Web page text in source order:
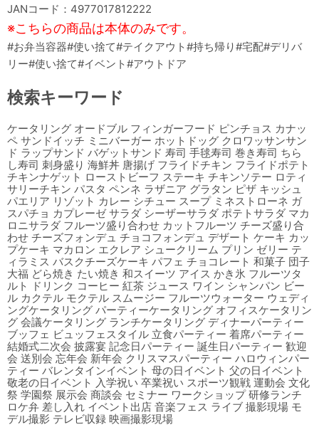
JANコード：4977017812222
※こちらの商品は本体のみです。
#お弁当容器#使い捨て#テイクアウト#持ち帰り#宅配#デリバ
リー#使い捨て#イベント#アウトドア
検索キーワード
ケータリング オードブル フィンガーフード ピンチョス カナッ
ペ サンドイッチ ミニバーガー ホットドッグ クロワッサンサン
ド ラップサンド バゲットサンド 寿司 手毬寿司 巻き寿司 ちら
し寿司 刺身盛り 海鮮丼 唐揚げ フライドチキン フライドポテト
チキンナゲット ローストビーフ ステーキ チキンソテー ロティ
サリーチキン パスタ ペンネ ラザニア グラタン ピザ キッシュ
パエリア リゾット カレー シチュー スープ ミネストローネ ガ
スパチョ カプレーゼ サラダ シーザーサラダ ポテトサラダ マカ
ロニサラダ フルーツ盛り合わせ カットフルーツ チーズ盛り合
わせ チーズフォンデュ チョコフォンデュ デザート ケーキ カッ
プケーキ マカロン エクレア シュークリーム プリン ゼリー テ
ィラミス バスクチーズケーキ パフェ チョコレート 和菓子 団子
大福 どら焼き たい焼き 和スイーツ アイス かき氷 フルーツタ
ルト ドリンク コーヒー 紅茶 ジュース ワイン シャンパン ビー
ル カクテル モクテル スムージー フルーツウォーター ウェディ
ングケータリング パーティーケータリング オフィスケータリン
グ 会議ケータリング ランチケータリング ディナーパーティー
ブッフェ ビュッフェスタイル 立食パーティー 着席パーティー
結婚式二次会 披露宴 記念日パーティー 誕生日パーティー 歓迎
会 送別会 忘年会 新年会 クリスマスパーティー ハロウィンパー
ティー バレンタインイベント 母の日イベント 父の日イベント
敬老の日イベント 入学祝い 卒業祝い スポーツ観戦 運動会 文化
祭 学園祭 展示会 商談会 セミナー ワークショップ 研修ランチ
ロケ弁 差し入れ イベント出店 音楽フェス ライブ 撮影現場 モ
デル撮影 テレビ収録 映画撮影現場